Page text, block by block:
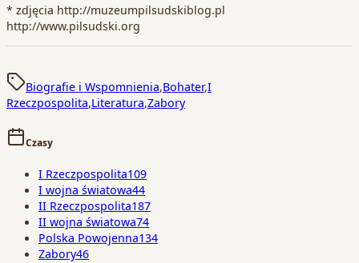
* zdjęcia http://muzeumpilsudskiblog.pl
http://www.pilsudski.org
Biografie i Wspomnienia,Bohater,I
Rzeczpospolita,Literatura,Zabory
Czasy
I Rzeczpospolita109
I wojna światowa44
II Rzeczpospolita187
II wojna światowa74
Polska Powojenna134
Zabory46